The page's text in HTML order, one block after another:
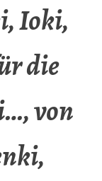
Ioki,
die
von